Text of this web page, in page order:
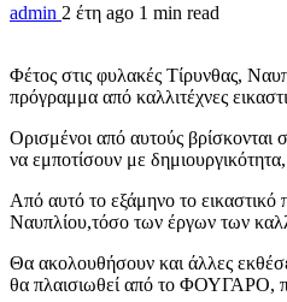
admin 2 έτη ago 1 min read
Φέτος στις φυλακές Τίρυνθας,
πρόγραμμα από καλλιτέχνες
Ορισμένοι από αυτούς βρίσκονται
να εμποτίσουν με
Από αυτό το εξάμηνο το
Ναυπλίου,τόσο των έργων των
Θα ακολουθήσουν και άλλες
θα πλαισιωθεί από το ΦΟΥΓΑΡΟ,